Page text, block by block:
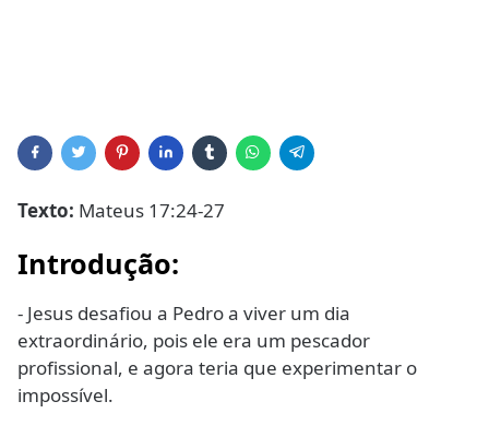
Texto: Mateus 17:24-27
Introdução:
- Jesus desafiou a Pedro a viver um dia
extraordinário, pois ele era um pescador
profissional, e agora teria que experimentar o
impossível.